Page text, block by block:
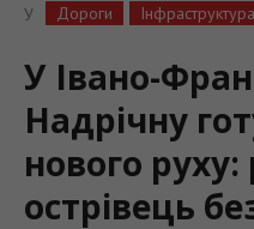
У
Дороги Інфраструктура
У Івано-
Надрічну
нового
острівець